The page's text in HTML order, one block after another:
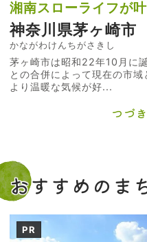
湘南スローライフが叶
神奈川県茅ヶ崎市
かながわけんちがさきし
茅ヶ崎市は昭和22年10月に
との合併によって現在の市
より温暖な気候が好...
つづ
おすすめのま
PR